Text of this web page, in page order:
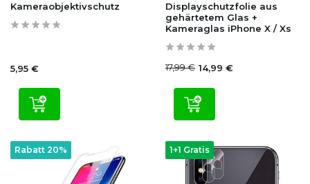
Kameraobjektivschutz
5,95 €
Displayschutzfolie aus
gehärtetem Glas +
Kameraglas iPhone X / Xs
17,99 € 14,99 €
Rabatt 20% 1+1 Gratis